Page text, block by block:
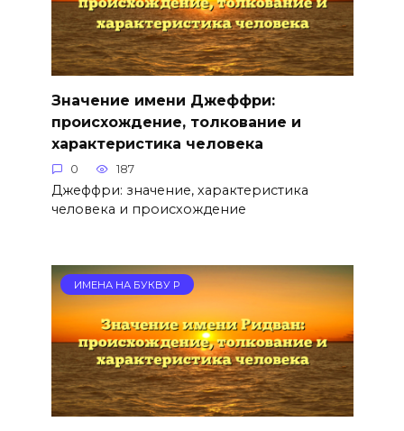
Значение имени Джеффри:
происхождение, толкование и
характеристика человека
0 187
Джеффри: значение, характеристика
человека и происхождение
ИМЕНА НА БУКВУ Р